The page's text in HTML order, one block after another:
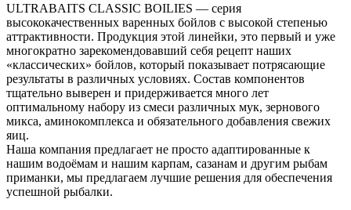
ULTRABAITS CLASSIC BOILIES — серия
высококачественных варенных бойлов с высокой степенью
аттрактивности. Продукция этой линейки, это первый и уже
многократно зарекомендовавший себя рецепт наших
«классических» бойлов, который показывает потрясающие
результаты в различных условиях. Cостав компонентов
тщательно выверен и придерживается много лет
оптимальному набору из смеси различных мук, зернового
микса, аминокомплекса и обязательного добавления свежих
яиц.
Наша компания предлагает не просто адаптированные к
нашим водоёмам и нашим карпам, сазанам и другим рыбам
приманки, мы предлагаем лучшие решения для обеспечения
успешной рыбалки.